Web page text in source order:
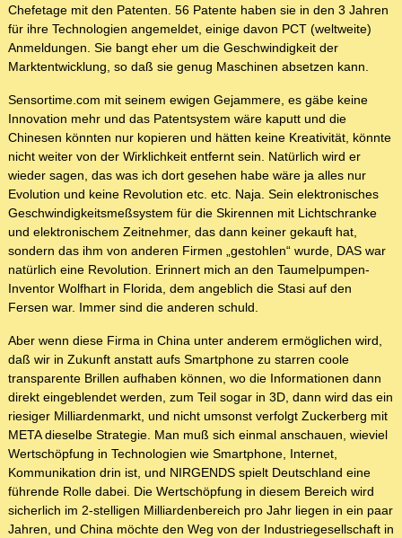
Chefetage mit den Patenten. 56 Patente haben sie in den 3 Jahren
für ihre Technologien angemeldet, einige davon PCT (weltweite)
Anmeldungen. Sie bangt eher um die Geschwindigkeit der
Marktentwicklung, so daß sie genug Maschinen absetzen kann.
Sensortime.com mit seinem ewigen Gejammere, es gäbe keine
Innovation mehr und das Patentsystem wäre kaputt und die
Chinesen könnten nur kopieren und hätten keine Kreativität, könnte
nicht weiter von der Wirklichkeit entfernt sein. Natürlich wird er
wieder sagen, das was ich dort gesehen habe wäre ja alles nur
Evolution und keine Revolution etc. etc. Naja. Sein elektronisches
Geschwindigkeitsmeßsystem für die Skirennen mit Lichtschranke
und elektronischem Zeitnehmer, das dann keiner gekauft hat,
sondern das ihm von anderen Firmen „gestohlen“ wurde, DAS war
natürlich eine Revolution. Erinnert mich an den Taumelpumpen-
Inventor Wolfhart in Florida, dem angeblich die Stasi auf den
Fersen war. Immer sind die anderen schuld.
Aber wenn diese Firma in China unter anderem ermöglichen wird,
daß wir in Zukunft anstatt aufs Smartphone zu starren coole
transparente Brillen aufhaben können, wo die Informationen dann
direkt eingeblendet werden, zum Teil sogar in 3D, dann wird das ein
riesiger Milliardenmarkt, und nicht umsonst verfolgt Zuckerberg mit
META dieselbe Strategie. Man muß sich einmal anschauen, wieviel
Wertschöpfung in Technologien wie Smartphone, Internet,
Kommunikation drin ist, und NIRGENDS spielt Deutschland eine
führende Rolle dabei. Die Wertschöpfung in diesem Bereich wird
sicherlich im 2-stelligen Milliardenbereich pro Jahr liegen in ein paar
Jahren, und China möchte den Weg von der Industriegesellschaft in